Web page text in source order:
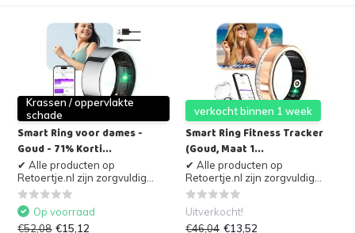
Krassen / oppervlakte
schade
Smart Ring voor dames -
Goud - 71% Korti...
✔ Alle producten op
Retoertje.nl zijn zorgvuldig...
Op voorraad
€52,08 €15,12
verkocht binnen 1 week
Smart Ring Fitness Tracker
(Goud, Maat 1...
✔ Alle producten op
Retoertje.nl zijn zorgvuldig...
Uitverkocht!
€46,04 €13,52